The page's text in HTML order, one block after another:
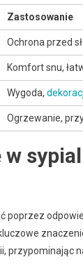
Zastosowanie
Ochrona przed
Komfort snu,
Wygoda,
Ogrzewanie,
poprzez
przypominając